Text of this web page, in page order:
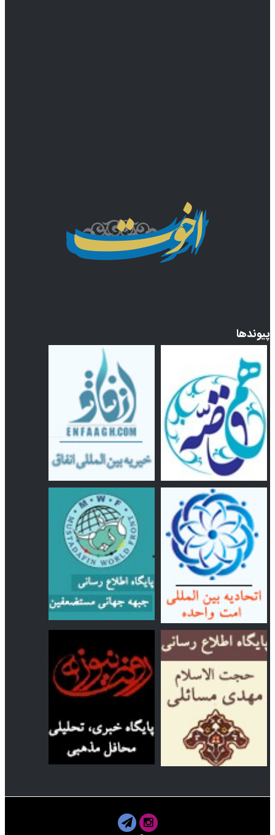
پیوندها